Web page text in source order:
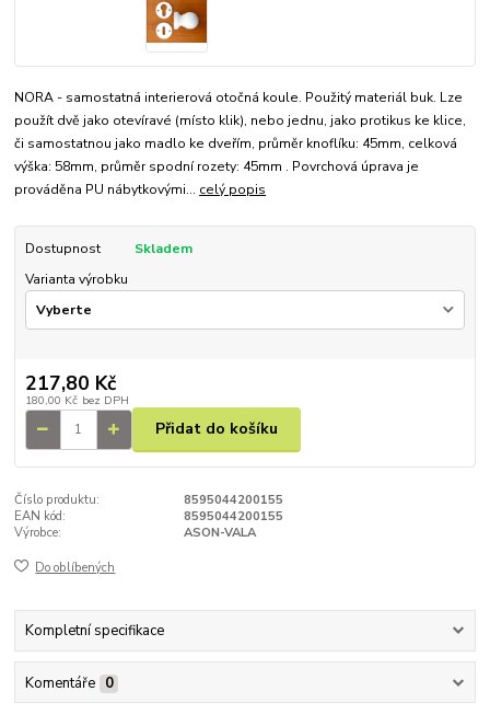
NORA - samostatná interierová otočná koule. Použitý materiál buk. Lze
použít dvě jako otevíravé (místo klik), nebo jednu, jako protikus ke klice,
či samostatnou jako madlo ke dveřím, průměr knoflíku: 45mm, celková
výška: 58mm, průměr spodní rozety: 45mm . Povrchová úprava je
prováděna PU nábytkovými... celý popis
Dostupnost
Skladem
Varianta výrobku
217,80 Kč
180,00 Kč bez DPH
Přidat do košíku
Číslo produktu:
8595044200155
EAN kód:
8595044200155
Výrobce:
ASON-VALA
Do oblíbených
Kompletní specifikace
Komentáře 0